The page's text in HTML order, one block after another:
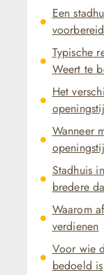
Een
Typische
Weert te
Het
Wanneer
Stadhuis
bredere
Waarom
verdienen
Voor wie
bedoeld is